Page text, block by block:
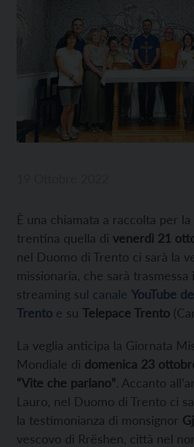
È una chiamata a raccolta per la
trentina quella di venerdì 21
nel Duomo di Trento ci sarà la
missionaria, che sarà trasmessa
streaming sul canale YouTube
Trento e su Telepace Trento
La veglia anticipa la Giornata
Mondiale di domenica 23
“Vite che parlano”. Accanto
Lauro, nel Duomo di Trento ci
la testimonianza di monsignor
vescovo di Rrëshen, città nel